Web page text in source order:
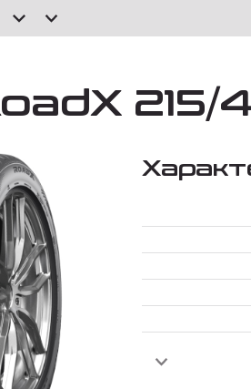
215/